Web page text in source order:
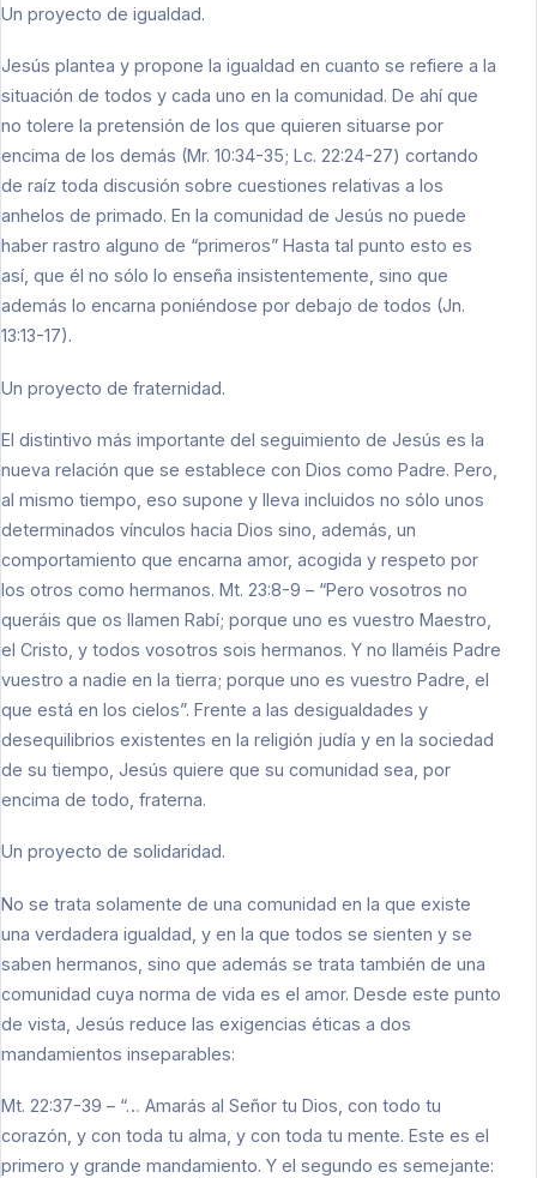
Un proyecto de igualdad.
Jesús plantea y propone la igualdad en cuanto se refiere a la
situación de todos y cada uno en la comunidad. De ahí que
no tolere la pretensión de los que quieren situarse por
encima de los demás (Mr. 10:34-35; Lc. 22:24-27) cortando
de raíz toda discusión sobre cuestiones relativas a los
anhelos de primado. En la comunidad de Jesús no puede
haber rastro alguno de “primeros” Hasta tal punto esto es
así, que él no sólo lo enseña insistentemente, sino que
además lo encarna poniéndose por debajo de todos (Jn.
13:13-17).
Un proyecto de fraternidad.
El distintivo más importante del seguimiento de Jesús es la
nueva relación que se establece con Dios como Padre. Pero,
al mismo tiempo, eso supone y lleva incluidos no sólo unos
determinados vínculos hacia Dios sino, además, un
comportamiento que encarna amor, acogida y respeto por
los otros como hermanos. Mt. 23:8-9 – “Pero vosotros no
queráis que os llamen Rabí; porque uno es vuestro Maestro,
el Cristo, y todos vosotros sois hermanos. Y no llaméis Padre
vuestro a nadie en la tierra; porque uno es vuestro Padre, el
que está en los cielos”. Frente a las desigualdades y
desequilibrios existentes en la religión judía y en la sociedad
de su tiempo, Jesús quiere que su comunidad sea, por
encima de todo, fraterna.
Un proyecto de solidaridad.
No se trata solamente de una comunidad en la que existe
una verdadera igualdad, y en la que todos se sienten y se
saben hermanos, sino que además se trata también de una
comunidad cuya norma de vida es el amor. Desde este punto
de vista, Jesús reduce las exigencias éticas a dos
mandamientos inseparables:
Mt. 22:37-39 – “… Amarás al Señor tu Dios, con todo tu
corazón, y con toda tu alma, y con toda tu mente. Este es el
primero y grande mandamiento. Y el segundo es semejante: